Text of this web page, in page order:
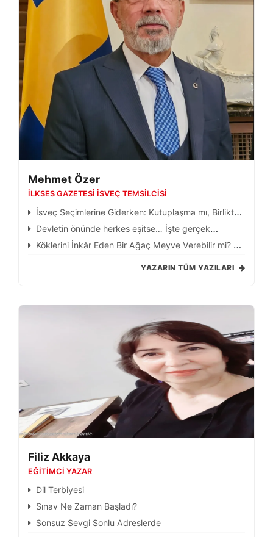
Mehmet Özer
İLKSES GAZETESI İSVEÇ TEMSILCISI
İsveç Seçimlerine Giderken: Kutuplaşma mı, Birlikte
Yaşama Kültürü mü?
Devletin önünde herkes eşitse… İşte gerçek
demokrasi
Köklerini İnkâr Eden Bir Ağaç Meyve Verebilir mi? Bu
YAZARIN TÜM YAZILARI
Filiz Akkaya
EĞITIMCI YAZAR
Dil Terbiyesi
Sınav Ne Zaman Başladı?
Sonsuz Sevgi Sonlu Adreslerde